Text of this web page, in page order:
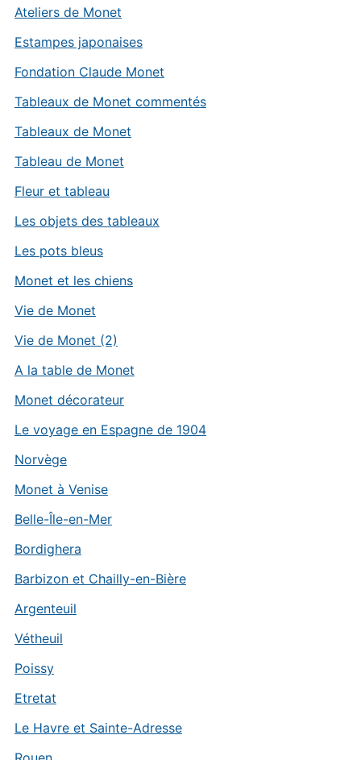
Ateliers de Monet
Estampes japonaises
Fondation Claude Monet
Tableaux de Monet commentés
Tableaux de Monet
Tableau de Monet
Fleur et tableau
Les objets des tableaux
Les pots bleus
Monet et les chiens
Vie de Monet
Vie de Monet (2)
A la table de Monet
Monet décorateur
Le voyage en Espagne de 1904
Norvège
Monet à Venise
Belle-Île-en-Mer
Bordighera
Barbizon et Chailly-en-Bière
Argenteuil
Vétheuil
Poissy
Etretat
Le Havre et Sainte-Adresse